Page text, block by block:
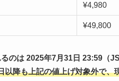
¥4,980
¥49,800
のは 2025年7月31日 23:59（
以降も上記の値上げ対象外で、